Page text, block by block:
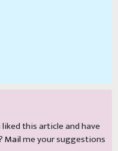
liked this article and have
Mailme your suggestions